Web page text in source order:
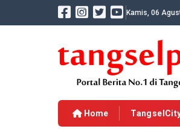
Kamis, 06
Home